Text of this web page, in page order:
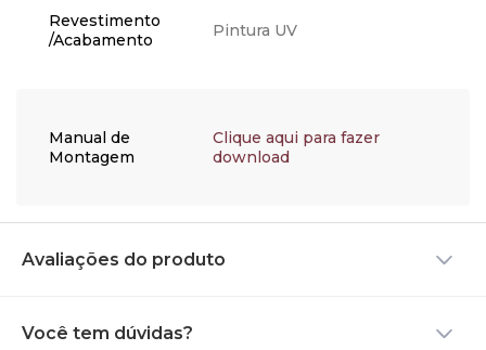
não neutros ou produtos de
diretamente em cima do
móvel para não causar
bolhas, manchas ou outros
exponha sua peça
cortinas ou persianas para
Revestimento
/Acabamento
Pintura UV
Manual de
Montagem
Clique aqui para fazer
download
Avaliações do produto
Você tem dúvidas?